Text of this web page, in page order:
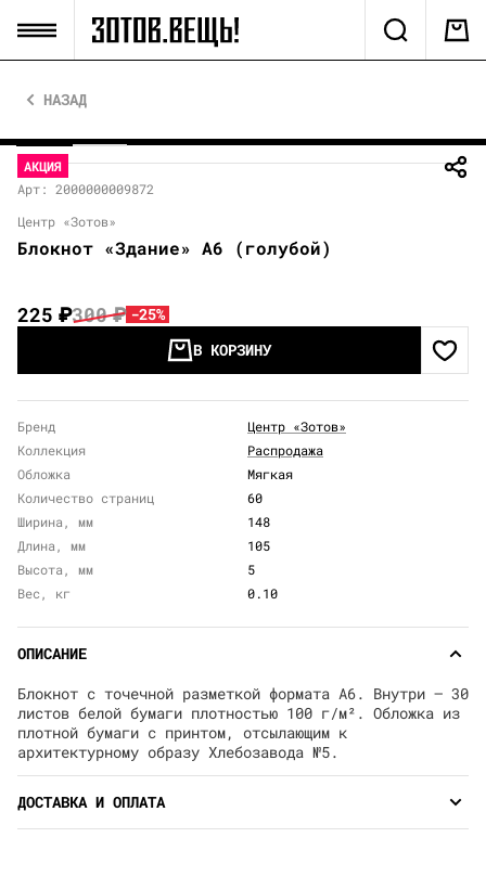
НАЗАД
АКЦИЯ
Арт: 2000000009872
Центр «Зотов»
Блокнот «Здание» А6 (голубой)
225₽300₽ -25%
В КОРЗИНУ
Бренд
Центр «Зотов»
Коллекция
Распродажа
Обложка
Мягкая
Количество страниц
60
Ширина, мм
148
Длина, мм
105
Высота, мм
5
Вес, кг
0.10
ОПИСАНИЕ
Блокнот с точечной разметкой формата А6. Внутри — 30
листов белой бумаги плотностью 100 г/м². Обложка из
плотной бумаги с принтом, отсылающим к
архитектурному образу Хлебозавода №5.
ДОСТАВКА И ОПЛАТА